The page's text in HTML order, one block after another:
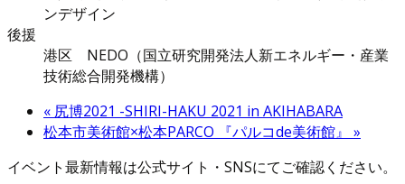
ンデザイン
後援
港区 NEDO（国立研究開発法人新エネルギー・産業
技術総合開発機構）
« 尻博2021 -SHIRI-HAKU 2021 in AKIHABARA
松本市美術館×松本PARCO 『パルコde美術館』 »
イベント最新情報は公式サイト・SNSにてご確認ください。